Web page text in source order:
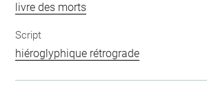
livre des morts
Script
hiéroglyphique rétrograde